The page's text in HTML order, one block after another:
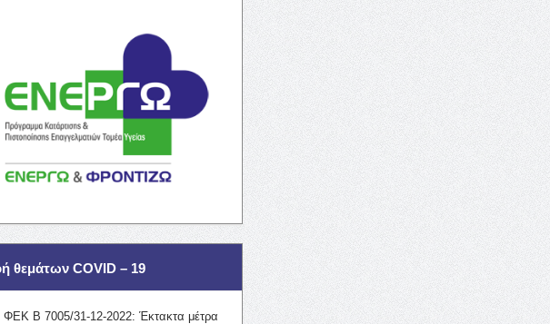
θεμάτων COVID – 19
ΦΕΚ Β 7005/31-12-2022: Έκτακτα μέτρα